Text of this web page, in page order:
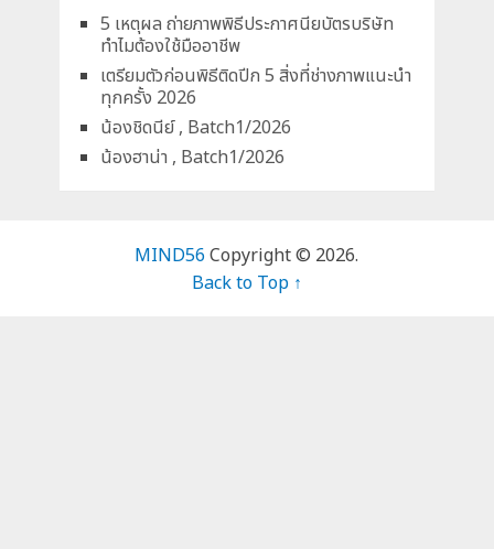
5 เหตุผล ถ่ายภาพพิธีประกาศนียบัตรบริษัท
ทำไมต้องใช้มืออาชีพ
เตรียมตัวก่อนพิธีติดปีก 5 สิ่งที่ช่างภาพแนะนำ
ทุกครั้ง 2026
น้องชิดนีย์ , Batch1/2026
น้องฮาน่า , Batch1/2026
MIND56 Copyright © 2026.
Back to Top ↑